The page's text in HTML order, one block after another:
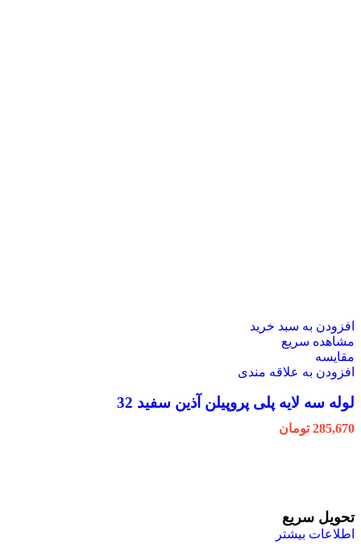
افزودن به سبد خرید
مشاهده سریع
مقایسه
افزودن به علاقه مندی
لوله سه لایه پلی پروپیلن آذین سفید 32
285,670 تومان
تحویل سریع
اطلاعات بیشتر